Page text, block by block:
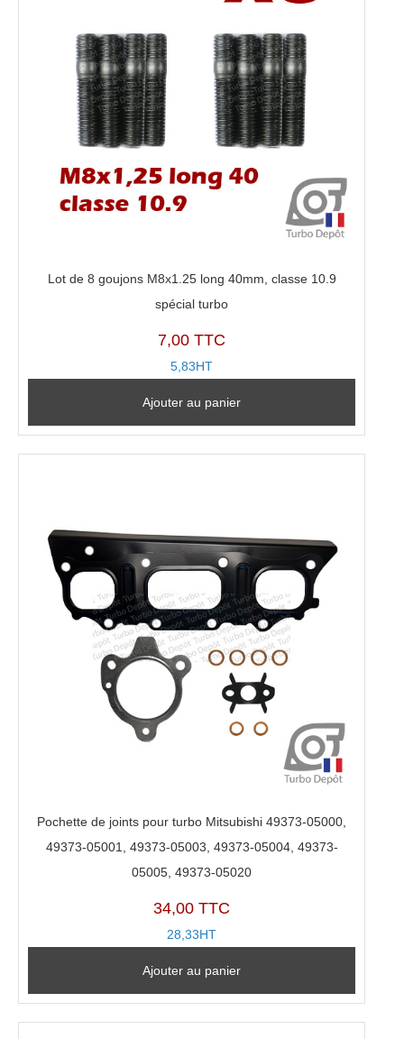
Lot de 8 goujons M8x1.25 long 40mm, classe 10.9
spécial turbo
7,00 TTC
5,83HT
Ajouter au panier
Pochette de joints pour turbo Mitsubishi 49373-05000,
49373-05001, 49373-05003, 49373-05004, 49373-
05005, 49373-05020
34,00 TTC
28,33HT
Ajouter au panier